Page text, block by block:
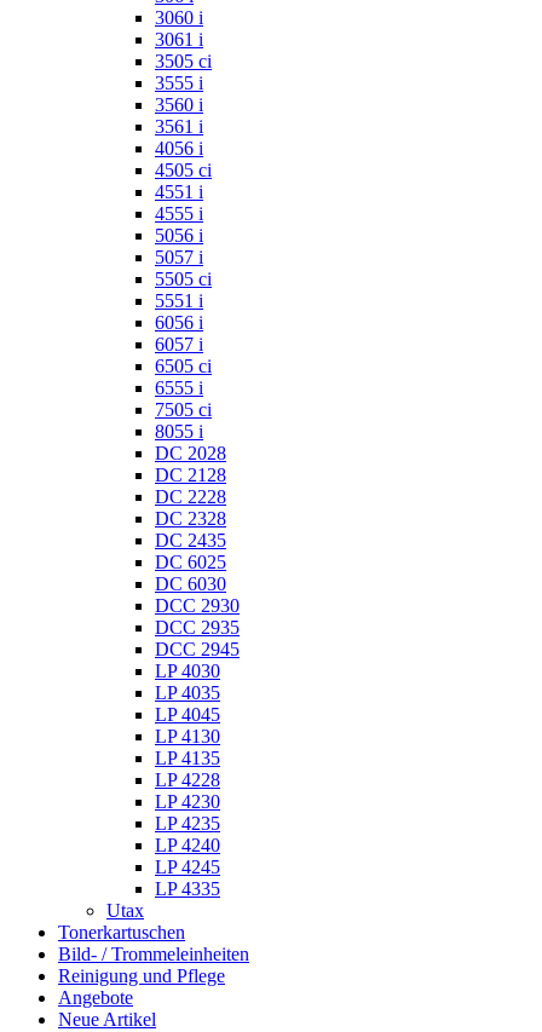
3060 i
3061 i
3505 ci
3555 i
3560 i
3561 i
4056 i
4505 ci
4551 i
4555 i
5056 i
5057 i
5505 ci
5551 i
6056 i
6057 i
6505 ci
6555 i
7505 ci
8055 i
DC 2028
DC 2128
DC 2228
DC 2328
DC 2435
DC 6025
DC 6030
DCC 2930
DCC 2935
DCC 2945
LP 4030
LP 4035
LP 4045
LP 4130
LP 4135
LP 4228
LP 4230
LP 4235
LP 4240
LP 4245
LP 4335
Utax
Tonerkartuschen
Bild- / Trommeleinheiten
Reinigung und Pflege
Angebote
Neue Artikel